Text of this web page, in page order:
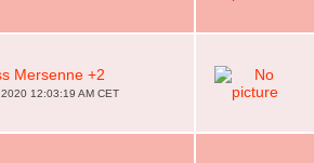
Mersenne +2
12:03:19 AM CET